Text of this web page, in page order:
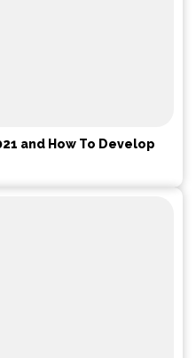
and How To Develop